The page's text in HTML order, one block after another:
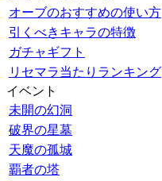
オーブのおすすめの使い方
引くべきキャラの特徴
ガチャギフト
リセマラ当たりランキング
イベント
未開の幻洞
破界の星墓
天魔の孤城
覇者の塔